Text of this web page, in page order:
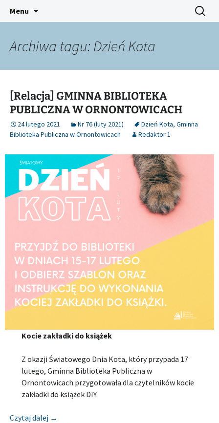
Śląski Pegaz
Platforma inicjatyw bibliotecznych
Menu Szukaj:
Archiwa tagu: Dzień Kota
[Relacja] GMINNA BIBLIOTEKA
PUBLICZNA W ORNONTOWICACH
24 lutego 2021 Nr 76 (luty 2021) Dzień Kota, Gminna
Biblioteka Publiczna w Ornontowicach
Redaktor 1
Kocie zakładki do książek
Z okazji Światowego Dnia Kota, który przypada 17
lutego, Gminna Biblioteka Publiczna w
Ornontowicach przygotowała dla czytelników kocie
zakładki do książek DIY.
Czytaj dalej [Relacja] GMINNA BIBLIOTEKA PUBLICZNA W
→